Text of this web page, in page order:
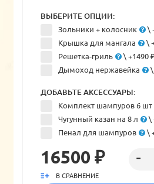
ВЫБЕРИТЕ ОПЦИИ:
Зольники + колосник
\
Крышка для мангала
\
Решетка-гриль
\ +1490 ₽
Дымоход нержавейка
\
ДОБАВЬТЕ АКСЕССУАРЫ:
Комплект шампуров 6 шт
Чугунный казан на 8 л
\
Пенал для шампуров
\
16500 ₽
В СРАВНЕНИЕ